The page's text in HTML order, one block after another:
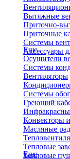
Вытяжные
Приточно-
Приточные
Системы
Аксессуары
Еще
Осушители
Системы
Вентиляторы
Системы
Греющий
Конвекторы
Масляные
Тепловые
Тепловые
Еще